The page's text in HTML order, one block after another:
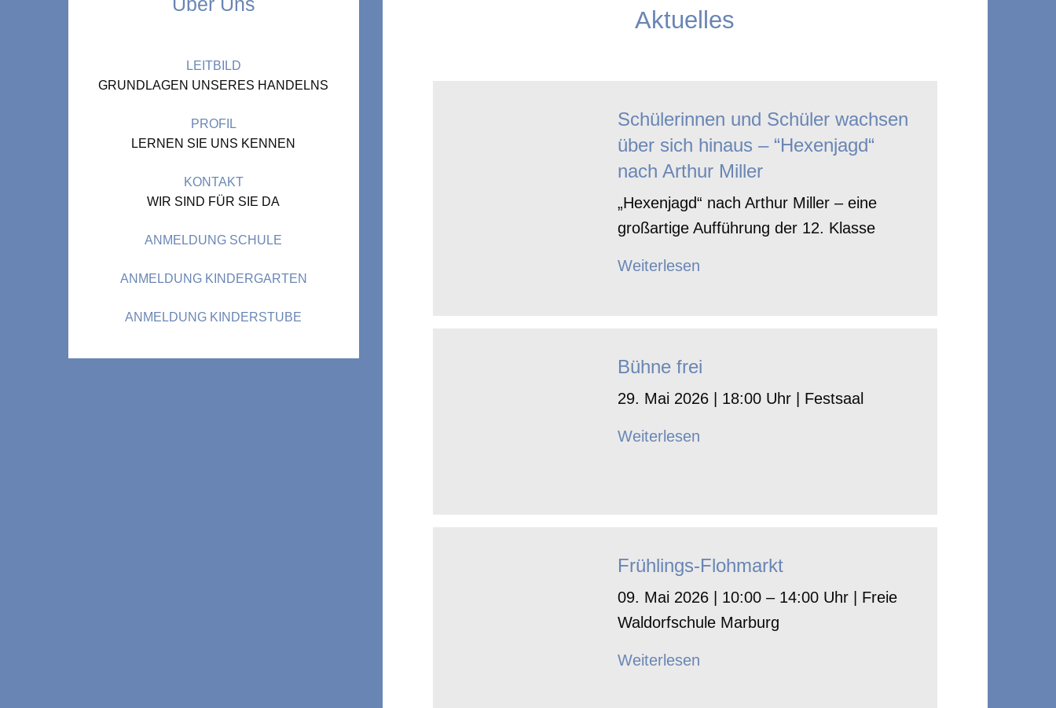
LEITBILD
GRUNDLAGEN UNSERES HANDELNS
PROFIL
LERNEN SIE UNS KENNEN
KONTAKT
WIR SIND FÜR SIE DA
ANMELDUNG SCHULE
ANMELDUNG KINDERGARTEN
ANMELDUNG KINDERSTUBE
Aktuelles
Schülerinnen und Schüler wachsen
über sich hinaus – “Hexenjagd“
nach Arthur Miller
„Hexenjagd“ nach Arthur Miller – eine
großartige Aufführung der 12. Klasse
Weiterlesen
Bühne frei
29. Mai 2026 | 18:00 Uhr | Festsaal
Weiterlesen
Frühlings-Flohmarkt
09. Mai 2026 | 10:00 – 14:00 Uhr | Freie
Waldorfschule Marburg
Weiterlesen